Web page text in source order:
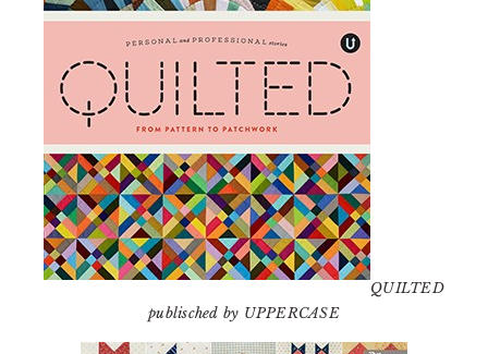
QUILTED
publisched by UPPERCASE